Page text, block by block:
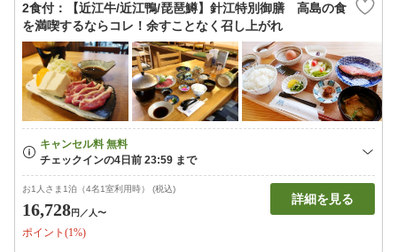
2食付：【近江牛/近江鴨/琵琶鱒】針江特別御膳 高島の食
を満喫するならコレ！余すことなく召し上がれ
お1人さま1泊（4名1室利用時） (税込)
16,728円 ／人〜
ポイント(1%)
詳細を見る